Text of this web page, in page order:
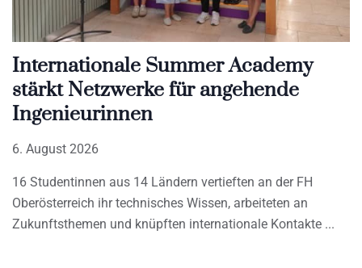
Internationale Summer Academy
stärkt Netzwerke für angehende
Ingenieurinnen
6. August 2026
16 Studentinnen aus 14 Ländern vertieften an der FH
Oberösterreich ihr technisches Wissen, arbeiteten an
Zukunftsthemen und knüpften internationale Kontakte